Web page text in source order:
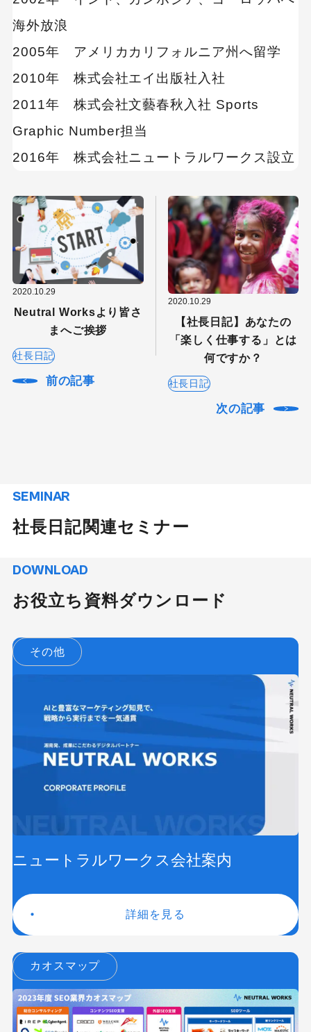
MEO
Webサイトリニューアル
Webマーケティングツール
アクセス解析
オウンドメディア
コーポレートサイト
サイト改善
ディスプレイ広告
フレームワーク
ホワイトペーパー
メルマガ
リスティング広告
リンクビルディング
採用サイト
調査レポート
海外放浪
2005年 アメリカカリフォルニア州へ留学
2010年 株式会社エイ出版社入社
2011年 株式会社文藝春秋入社 Sports
Graphic Number担当
2016年 株式会社ニュートラルワークス設立
2020.10.29
Neutral Worksより皆さ
まへご挨拶
社長日記
前の記事
2020.10.29
【社長日記】あなたの
「楽しく仕事する」とは
何ですか？
社長日記
次の記事
SEMINAR
社長日記関連セミナー
DOWNLOAD
お役立ち資料ダウンロード
その他
ニュートラルワークス会社案内
詳細を見る
カオスマップ